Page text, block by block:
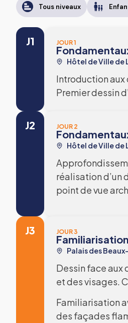
Tous niveaux
J1 JOUR 1
Hôtel de Ville de
Introduction
Premier dessin
J2 JOUR 2
Hôtel de Ville de
réalisation d’un
point de vue
J3 JOUR 3
Palais des
Dessin face
et des visages.
Familiarisation
des façades